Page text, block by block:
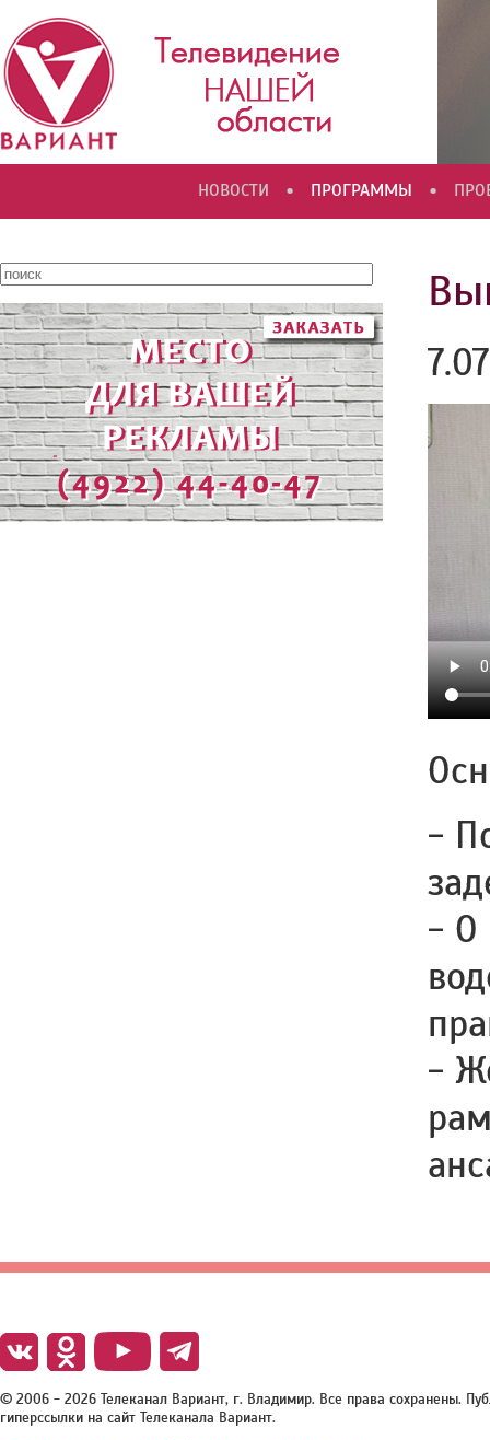
НОВОСТИ • ПРОГРАММЫ •
-
- О
-
© 2006 - 2026 Телеканал Вариант, г. Владимир. Все права сохранены.
гиперссылки на сайт Телеканала Вариант.